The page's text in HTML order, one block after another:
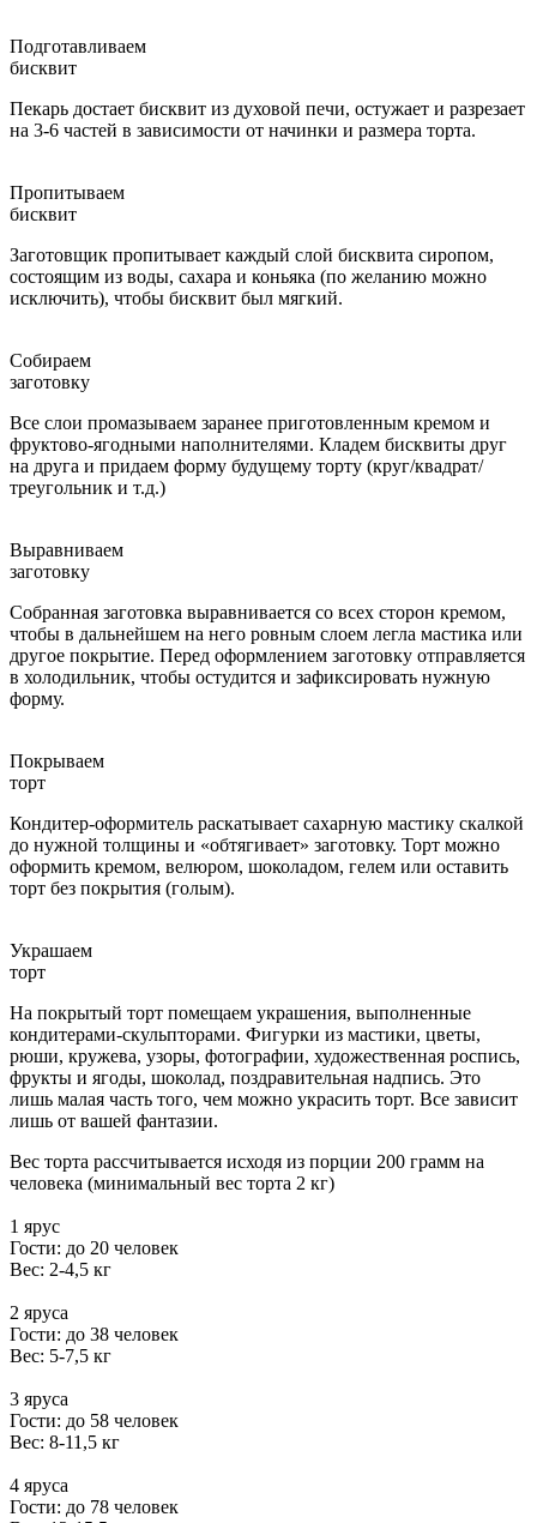
Подготавливаем
бисквит
Пекарь достает бисквит из духовой печи, остужает и разрезает
на 3-6 частей в зависимости от начинки и размера торта.
Пропитываем
бисквит
Заготовщик пропитывает каждый слой бисквита сиропом,
состоящим из воды, сахара и коньяка (по желанию можно
исключить), чтобы бисквит был мягкий.
Собираем
заготовку
Все слои промазываем заранее приготовленным кремом и
фруктово-ягодными наполнителями. Кладем бисквиты друг
на друга и придаем форму будущему торту (круг/квадрат/
треугольник и т.д.)
Выравниваем
заготовку
Собранная заготовка выравнивается со всех сторон кремом,
чтобы в дальнейшем на него ровным слоем легла мастика или
другое покрытие. Перед оформлением заготовку отправляется
в холодильник, чтобы остудится и зафиксировать нужную
форму.
Покрываем
торт
Кондитер-оформитель раскатывает сахарную мастику скалкой
до нужной толщины и «обтягивает» заготовку. Торт можно
оформить кремом, велюром, шоколадом, гелем или оставить
торт без покрытия (голым).
Украшаем
торт
На покрытый торт помещаем украшения, выполненные
кондитерами-скульпторами. Фигурки из мастики, цветы,
рюши, кружева, узоры, фотографии, художественная роспись,
фрукты и ягоды, шоколад, поздравительная надпись. Это
лишь малая часть того, чем можно украсить торт. Все зависит
лишь от вашей фантазии.
Вес торта рассчитывается исходя из порции 200 грамм на
человека (минимальный вес торта 2 кг)
1 ярус
Гости: до 20 человек
Вес: 2-4,5 кг
2 яруса
Гости: до 38 человек
Вес: 5-7,5 кг
3 яруса
Гости: до 58 человек
Вес: 8-11,5 кг
4 яруса
Гости: до 78 человек